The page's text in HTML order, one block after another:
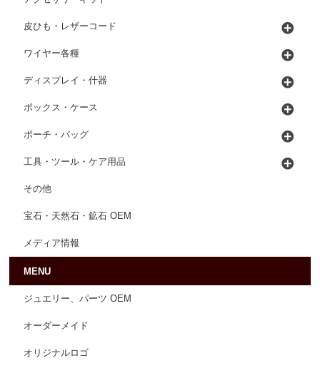
皮ひも・レザーコード
ワイヤー各種
ディスプレイ・什器
ボックス・ケース
ポーチ・バッグ
工具・ツール・ケア用品
その他
宝石・天然石・鉱石 OEM
メディア情報
MENU
ジュエリー、パーツ OEM
オーダーメイド
オリジナルロゴ